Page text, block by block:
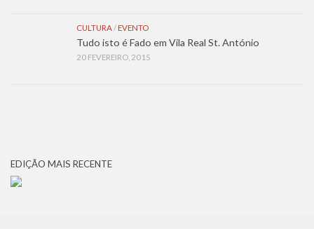
CULTURA/ EVENTO
Tudo isto é Fado em Vila Real St. António
20 FEVEREIRO, 2015
EDIÇÃO MAIS RECENTE